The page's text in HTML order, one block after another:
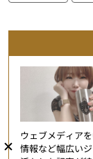
ウェブメディア
情報など幅広い